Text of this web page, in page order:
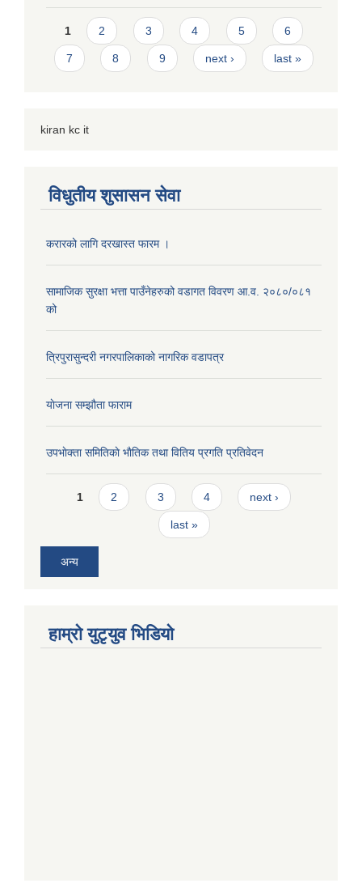
Pages
1 2 3 4 5 6
7 8 9 next › last »
kiran kc it
विधुतीय शुसासन सेवा
करारको लागि दरखास्त फारम ।
सामाजिक सुरक्षा भत्ता पाउँनेहरुको वडागत विवरण आ.व. २०८०/०८१
को
त्रिपुरासुन्दरी नगरपालिकाको नागरिक वडापत्र
याेजना सम्झौता फाराम
उपभाेक्ता समितिकाे भाैतिक तथा वितिय प्रगति प्रतिवेदन
Pages
1 2 3 4 next ›
last »
अन्य
हाम्राे युटृयुव भिडियाे